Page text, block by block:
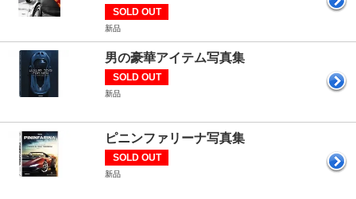
SOLD OUT
新品
男の豪華アイテム写真集
SOLD OUT
新品
ピニンファリーナ写真集
SOLD OUT
新品